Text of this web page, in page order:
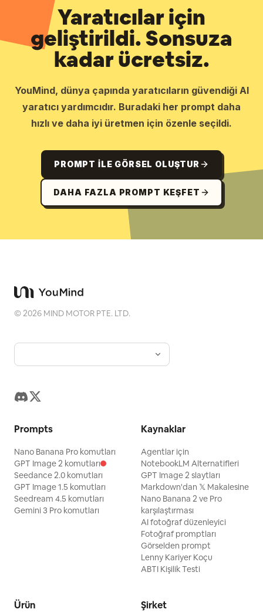
Yaratıcılar için
geliştirildi. Sonsuza
kadar ücretsiz.
YouMind, dünya çapında yaratıcıların güvendiği AI
yaratıcı yardımcıdır. Buradaki her prompt daha
hızlı ve daha iyi üretmen için özenle seçildi.
PROMPT ILE GÖRSEL OLUŞTUR
DAHA FAZLA PROMPT KEŞFET
©2026 MIND MOTOR PTE. LTD.
Prompts
Nano Banana Pro komutları
GPT Image 2 komutları
Seedance 2.0 komutları
GPT Image 1.5 komutları
Seedream 4.5 komutları
Gemini 3 Pro komutları
Kaynaklar
Agentlar için
NotebookLM Alternatifleri
GPT Image 2 slaytları
Markdown'dan 𝕏 Makalesine
Nano Banana 2 ve Pro
karşılaştırması
AI fotoğraf düzenleyici
Fotoğraf promptları
Görselden prompt
Lenny Kariyer Koçu
ABTI Kişilik Testi
Ürün Şirket